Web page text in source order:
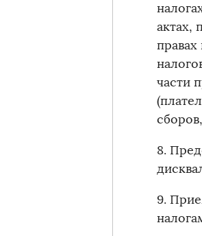
актах,
части
8.
9.